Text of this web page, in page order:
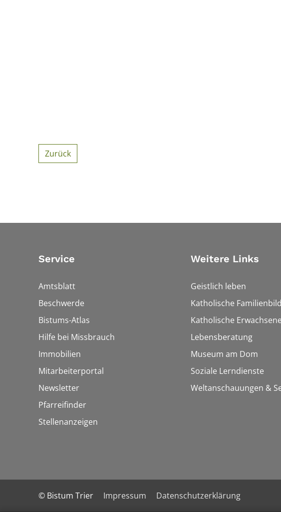
Zurück
Service
Amtsblatt
Beschwerde
Bistums-Atlas
Hilfe bei Missbrauch
Immobilien
Mitarbeiterportal
Newsletter
Pfarreifinder
Stellenanzeigen
Weitere Links
Geistlich leben
Katholische
Katholische
Lebensberatung
Museum am Dom
Soziale Lerndienste
Weltanschauungen &
© Bistum Trier Impressum Datenschutzerklärung